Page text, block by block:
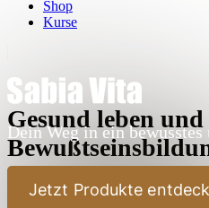
Shop
Kurse
Dein Weg in ein bewusstes
Jetzt Produkte
Gesund leben und
Lieber Leser,